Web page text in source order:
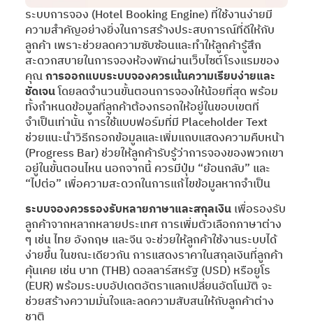
ระบบการจอง (Hotel Booking Engine) ที่ใช้งานง่ายมี
ความสำคัญอย่างยิ่งในการสร้างประสบการณ์ที่ดีให้กับ
ลูกค้า เพราะช่วยลดความซับซ้อนและทำให้ลูกค้ารู้สึก
สะดวกสบายในการจองห้องพักผ่านเว็บไซต์โรงแรมของ
คุณการออกแบบระบบจองควรเน้นความเรียบง่ายและ
ชัดเจนโดยลดจำนวนขั้นตอนการจองให้น้อยที่สุด พร้อม
ทั้งกำหนดข้อมูลที่ลูกค้าต้องกรอกให้อยู่ในขอบเขตที่
จำเป็นเท่านั้น การใช้แบบฟอร์มที่มี Placeholder Text
ช่วยแนะนำวิธีกรอกข้อมูลและเพิ่มแถบแสดงความคืบหน้า
(Progress Bar) ช่วยให้ลูกค้ารับรู้ว่าการจองของพวกเขา
อยู่ในขั้นตอนไหน นอกจากนี้ ควรมีปุ่ม “ย้อนกลับ” และ
“ไปต่อ” เพื่อความสะดวกในการแก้ไขข้อมูลหากจำเป็น
ระบบจองควรรองรับหลายภาษาและสกุลเงินเพื่อรองรับ
ลูกค้าจากหลากหลายประเทศ การเพิ่มตัวเลือกภาษาต่าง
ๆ เช่น ไทย อังกฤษ และจีน จะช่วยให้ลูกค้าใช้งานระบบได้
ง่ายขึ้น ในขณะเดียวกัน การแสดงราคาในสกุลเงินที่ลูกค้า
คุ้นเคย เช่น บาท (THB) ดอลลาร์สหรัฐ (USD) หรือยูโร
(EUR) พร้อมระบบอัปเดตอัตราแลกเปลี่ยนอัตโนมัติ จะ
ช่วยสร้างความมั่นใจและลดความสับสนให้กับลูกค้าต่าง
ชาติ